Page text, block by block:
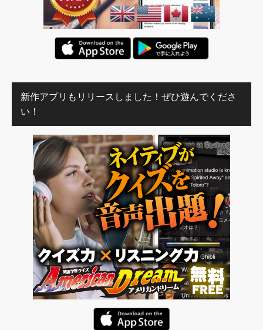
新作アプリもリリースしました！ぜひ遊んでくださ
い！